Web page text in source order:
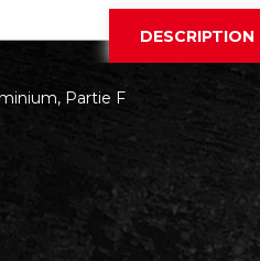
DESCRIPTION
Partie F